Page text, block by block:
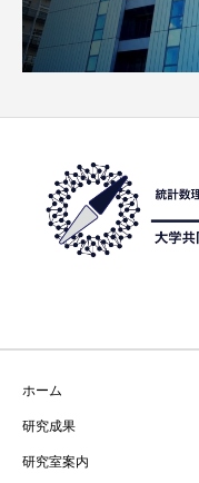
ホーム
研究成果
研究室案内